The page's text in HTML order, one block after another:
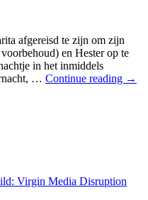
afgereisd te zijn om zijn
en Hester op te
in het inmiddels
… Continue reading →
Virgin Media Disruption